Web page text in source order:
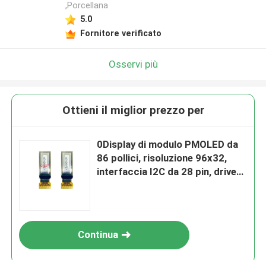
,Porcellana
5.0
Fornitore verificato
Osservi più
Ottieni il miglior prezzo per
0Display di modulo PMOLED da
86 pollici, risoluzione 96x32,
interfaccia I2C da 28 pin, drive
Continua